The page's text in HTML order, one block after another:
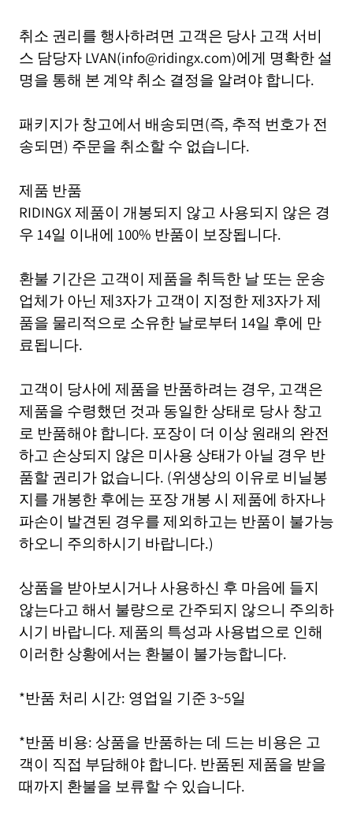
취소 권리를 행사하려면 고객은 당사 고객 서비
스 담당자 LVAN(info@ridingx.com)에게 명확한 설
명을 통해 본 계약 취소 결정을 알려야 합니다.
패키지가 창고에서 배송되면(즉, 추적 번호가 전
송되면) 주문을 취소할 수 없습니다.
제품 반품
RIDINGX 제품이 개봉되지 않고 사용되지 않은 경
우 14일 이내에 100% 반품이 보장됩니다.
환불 기간은 고객이 제품을 취득한 날 또는 운송
업체가 아닌 제3자가 고객이 지정한 제3자가 제
품을 물리적으로 소유한 날로부터 14일 후에 만
료됩니다.
고객이 당사에 제품을 반품하려는 경우, 고객은
제품을 수령했던 것과 동일한 상태로 당사 창고
로 반품해야 합니다. 포장이 더 이상 원래의 완전
하고 손상되지 않은 미사용 상태가 아닐 경우 반
품할 권리가 없습니다. (위생상의 이유로 비닐봉
지를 개봉한 후에는 포장 개봉 시 제품에 하자나
파손이 발견된 경우를 제외하고는 반품이 불가능
하오니 주의하시기 바랍니다.)
상품을 받아보시거나 사용하신 후 마음에 들지
않는다고 해서 불량으로 간주되지 않으니 주의하
시기 바랍니다. 제품의 특성과 사용법으로 인해
이러한 상황에서는 환불이 불가능합니다.
*반품 처리 시간: 영업일 기준 3~5일
*반품 비용: 상품을 반품하는 데 드는 비용은 고
객이 직접 부담해야 합니다. 반품된 제품을 받을
때까지 환불을 보류할 수 있습니다.